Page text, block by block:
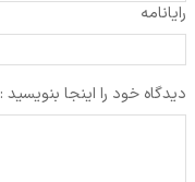
رایانامه
دیدگاه خود را اینجا بنویسید :